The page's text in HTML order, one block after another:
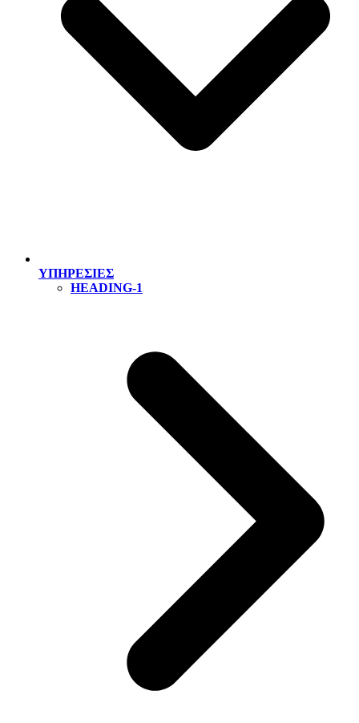
ΥΠΗΡΕΣΙΕΣ
HEADING-1